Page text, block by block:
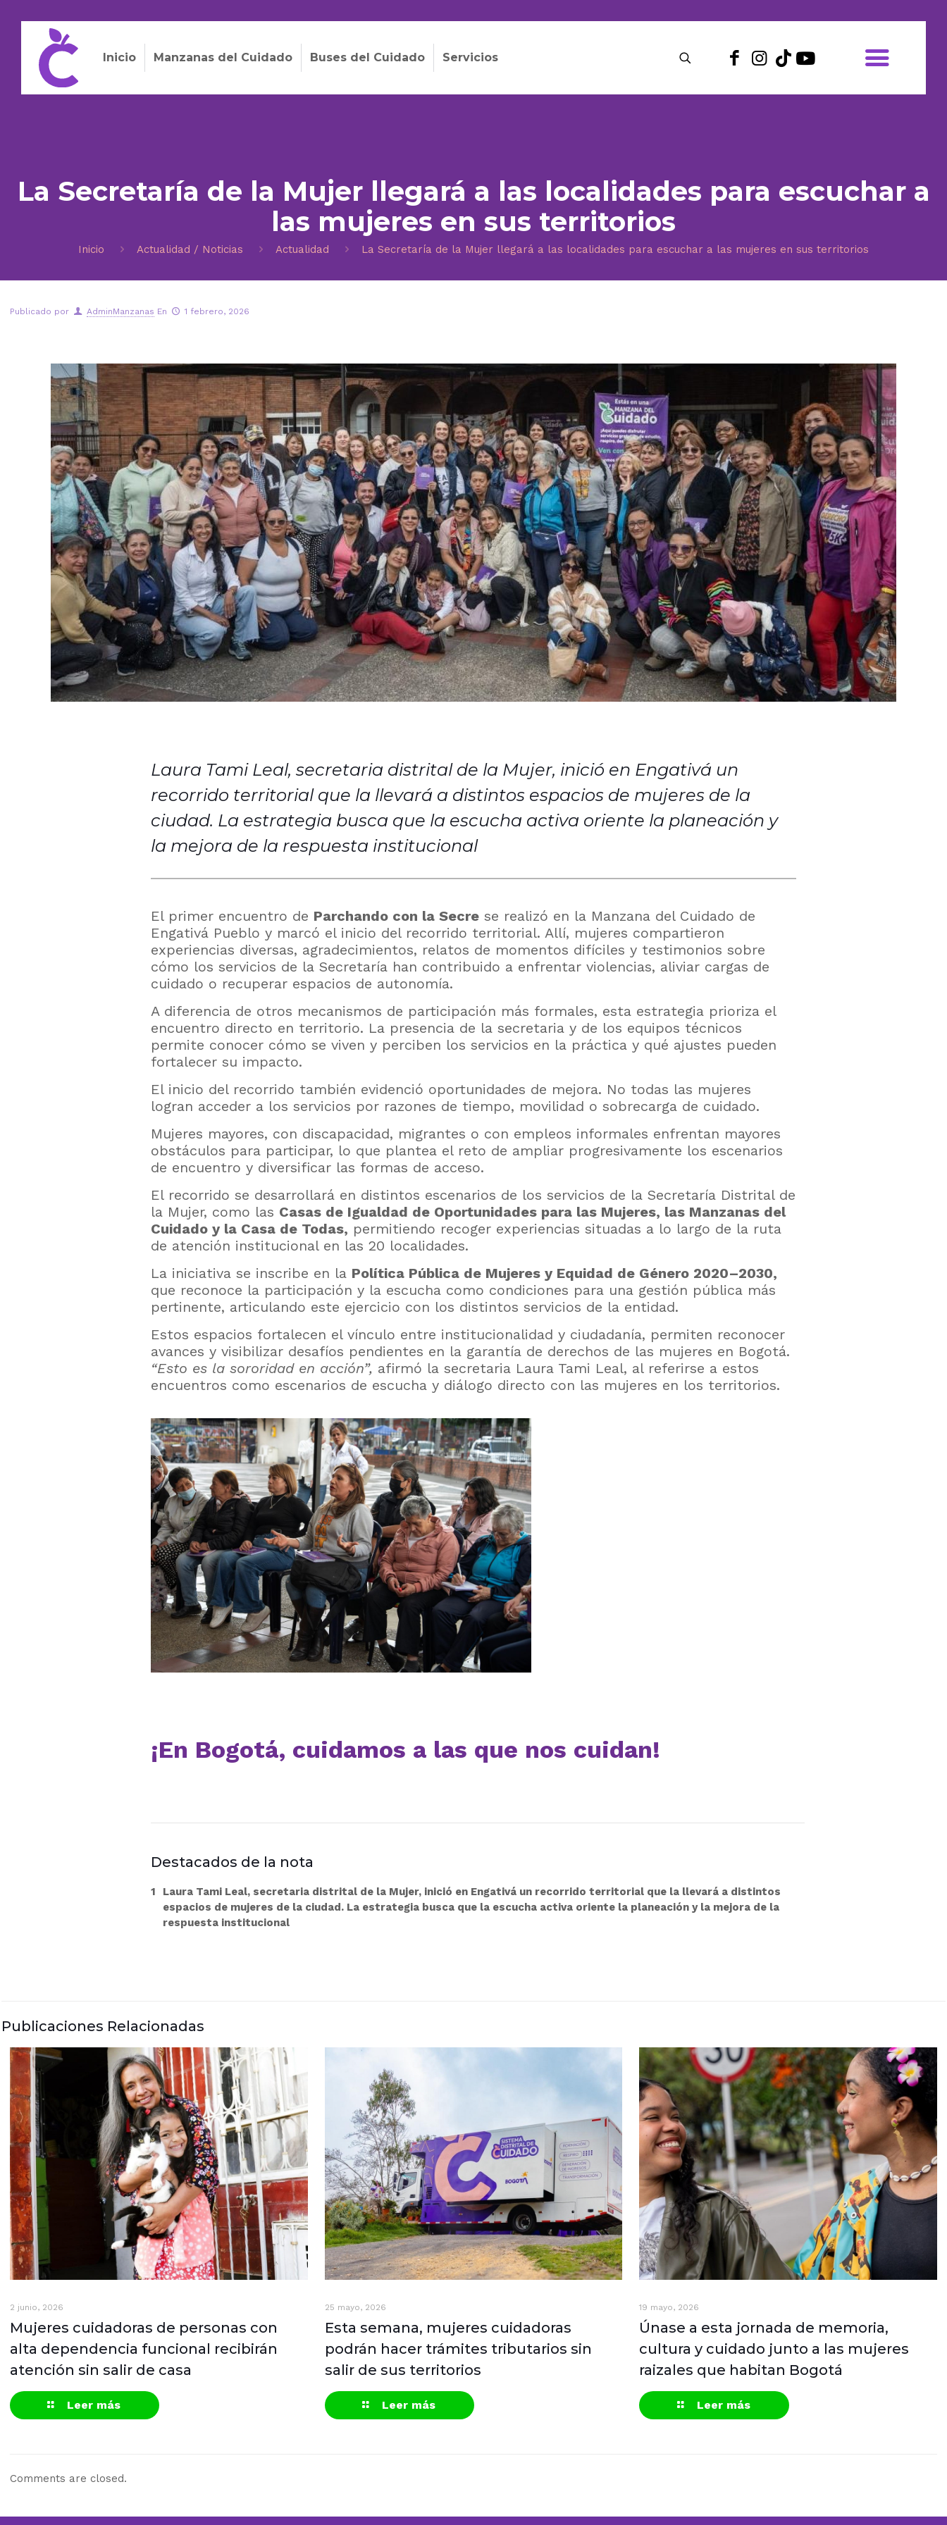
Inicio Manzanas del Cuidado Buses del Cuidado Servicios
La Secretaría de la Mujer llegará a las localidades para escuchar a
las mujeres en sus territorios
Inicio Actualidad / Noticias Actualidad La Secretaría de la Mujer llegará a las localidades para escuchar a las mujeres en sus territorios
Publicado por AdminManzanas En 1 febrero, 2026
Laura Tami Leal, secretaria distrital de la Mujer, inició en Engativá un
recorrido territorial que la llevará a distintos espacios de mujeres de la
ciudad. La estrategia busca que la escucha activa oriente la planeación y
la mejora de la respuesta institucional
El primer encuentro de Parchando con la Secre se realizó en la Manzana del Cuidado de
Engativá Pueblo y marcó el inicio del recorrido territorial. Allí, mujeres compartieron
experiencias diversas, agradecimientos, relatos de momentos difíciles y testimonios sobre
cómo los servicios de la Secretaría han contribuido a enfrentar violencias, aliviar cargas de
cuidado o recuperar espacios de autonomía.
A diferencia de otros mecanismos de participación más formales, esta estrategia prioriza el
encuentro directo en territorio. La presencia de la secretaria y de los equipos técnicos
permite conocer cómo se viven y perciben los servicios en la práctica y qué ajustes pueden
fortalecer su impacto.
El inicio del recorrido también evidenció oportunidades de mejora. No todas las mujeres
logran acceder a los servicios por razones de tiempo, movilidad o sobrecarga de cuidado.
Mujeres mayores, con discapacidad, migrantes o con empleos informales enfrentan mayores
obstáculos para participar, lo que plantea el reto de ampliar progresivamente los escenarios
de encuentro y diversificar las formas de acceso.
El recorrido se desarrollará en distintos escenarios de los servicios de la Secretaría Distrital de
la Mujer, como las Casas de Igualdad de Oportunidades para las Mujeres, las Manzanas del
Cuidado y la Casa de Todas, permitiendo recoger experiencias situadas a lo largo de la ruta
de atención institucional en las 20 localidades.
La iniciativa se inscribe en la Política Pública de Mujeres y Equidad de Género 2020–2030,
que reconoce la participación y la escucha como condiciones para una gestión pública más
pertinente, articulando este ejercicio con los distintos servicios de la entidad.
Estos espacios fortalecen el vínculo entre institucionalidad y ciudadanía, permiten reconocer
avances y visibilizar desafíos pendientes en la garantía de derechos de las mujeres en Bogotá.
“Esto es la sororidad en acción”, afirmó la secretaria Laura Tami Leal, al referirse a estos
encuentros como escenarios de escucha y diálogo directo con las mujeres en los territorios.
¡En Bogotá, cuidamos a las que nos cuidan!
Destacados de la nota
Laura Tami Leal, secretaria distrital de la Mujer, inició en Engativá un recorrido territorial que la llevará a distintos
espacios de mujeres de la ciudad. La estrategia busca que la escucha activa oriente la planeación y la mejora de la
respuesta institucional
Publicaciones Relacionadas
2 junio, 2026
Mujeres cuidadoras de personas con
alta dependencia funcional recibirán
atención sin salir de casa
Leer más
25 mayo, 2026
Esta semana, mujeres cuidadoras
podrán hacer trámites tributarios sin
salir de sus territorios
Leer más
19 mayo, 2026
Únase a esta jornada de memoria,
cultura y cuidado junto a las mujeres
raizales que habitan Bogotá
Leer más
Comments are closed.